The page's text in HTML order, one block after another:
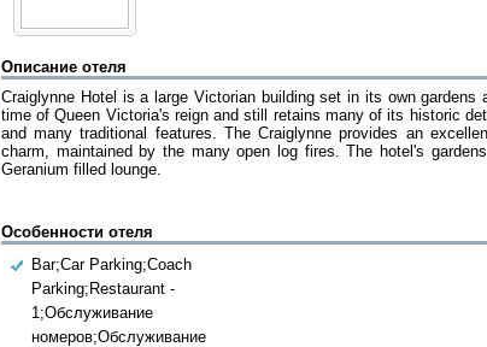
Описание отеля
Craiglynne Hotel is a large Victorian building set in its own
time of Queen Victoria's reign and still retains many of its historic
and many traditional features. The Craiglynne provides an
charm, maintained by the many open log fires. The hotel's
Geranium filled lounge.
Особенности отеля
Bar;Car Parking;Coach
Parking;Restaurant -
1;Обслуживание
номеров;Обслуживание